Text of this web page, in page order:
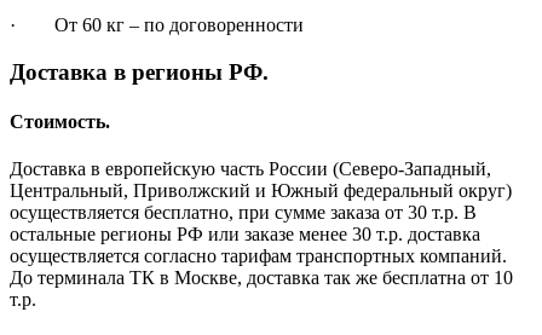
· От 60 кг – по договоренности
Доставка в регионы РФ.
Стоимость.
Доставка в европейскую часть России (Северо-Западный,
Центральный, Приволжский и Южный федеральный округ)
осуществляется бесплатно, при сумме заказа от 30 т.р. В
остальные регионы РФ или заказе менее 30 т.р. доставка
осуществляется согласно тарифам транспортных компаний.
До терминала ТК в Москве, доставка так же бесплатна от 10
т.р.